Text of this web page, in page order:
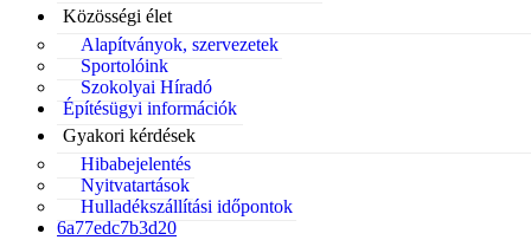
Közösségi élet
Alapítványok, szervezetek
Sportolóink
Szokolyai Híradó
Építésügyi információk
Gyakori kérdések
Hibabejelentés
Nyitvatartások
Hulladékszállítási időpontok
6a77edc7b3d20